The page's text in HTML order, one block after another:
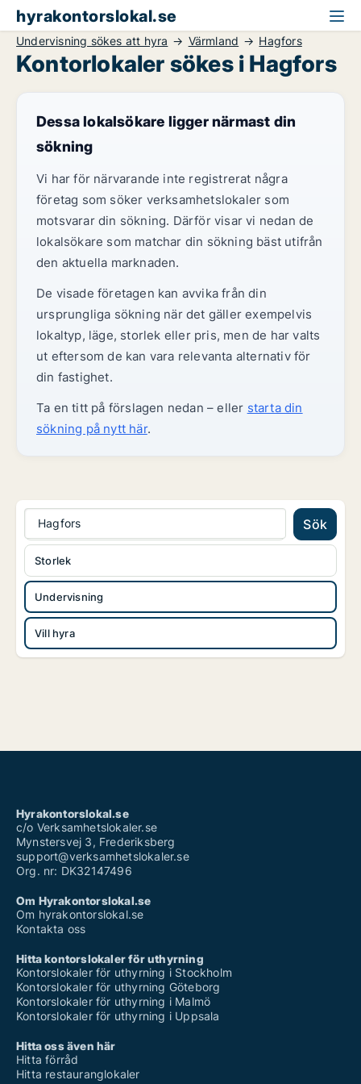
hyrakontorslokal.se
Undervisning sökes att hyra Värmland Hagfors
Kontorlokaler sökes i Hagfors
Dessa lokalsökare ligger närmast din
sökning
Vi har för närvarande inte registrerat några
företag som söker verksamhetslokaler som
motsvarar din sökning. Därför visar vi nedan de
lokalsökare som matchar din sökning bäst utifrån
den aktuella marknaden.
De visade företagen kan avvika från din
ursprungliga sökning när det gäller exempelvis
lokaltyp, läge, storlek eller pris, men de har valts
ut eftersom de kan vara relevanta alternativ för
din fastighet.
Ta en titt på förslagen nedan – eller starta din
sökning på nytt här.
Hagfors Sök
Undervisning
Vill hyra
Storlek
Hyrakontorslokal.se
c/o Verksamhetslokaler.se
Mynstersvej 3, Frederiksberg
support@verksamhetslokaler.se
Org. nr: DK32147496
Om Hyrakontorslokal.se
Om hyrakontorslokal.se
Kontakta oss
Hitta kontorslokaler för uthyrning
Kontorslokaler för uthyrning i Stockholm
Kontorslokaler för uthyrning Göteborg
Kontorslokaler för uthyrning i Malmö
Kontorslokaler för uthyrning i Uppsala
Hitta oss även här
Hitta förråd
Hitta restauranglokaler